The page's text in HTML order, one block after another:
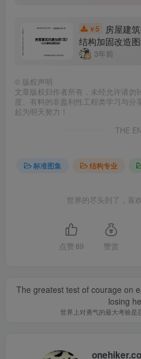
￥5
房屋建
结构加固改造
3年前
© 版权声明
文章版权归作者所有，未经允许请勿
度、有料的非盈利性工程类学习与分
起为明天努力！
THE
标准图集 结构专业
世界的尽头到了，喜
点赞 89 赞赏
The greatest test of courage on
losing
世界上对勇气的最大考验是